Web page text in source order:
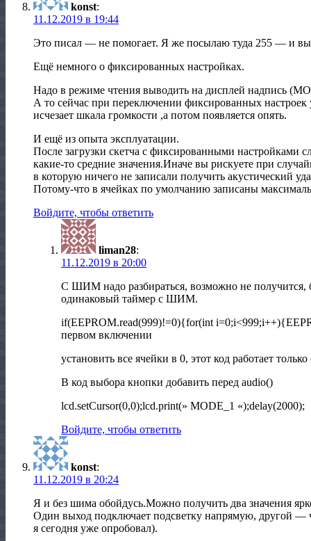
konst:
11.12.2019 в 19:44
Это писал — не помогает. Я же посылаю туда 255 — и
Ещё немного о фиксированных настройках.
Надо в режиме чтения выводить на дисплей надпись
А то сейчас при переключении фиксированных настроек
исчезает шкала громкости ,а потом появляется опять.
И ещё из опыта эксплуатации.
После загрузки скетча с фиксированными настройками
какие-то средние значения.Иначе вы рискуете при
в которую ничего не записали получить акустический
Потому-что в ячейках по умолчанию записаны
Войдите, чтобы ответить
liman28:
11.12.2019 в 20:00
С ШИМ надо разбираться, возможно не получится,
одинаковый таймер с ШИМ.
if(EEPROM.read(999)!=0){for(int
первом включении
установить все ячейки в 0, этот код работает
В код выбора кнопки добавить перед audio()
lcd.setCursor(0,0);lcd.print(» MODE_1 «);delay(2000);
Войдите, чтобы ответить
konst:
11.12.2019 в 20:24
Я и без шима обойдусь.Можно получить два значения
Один выход подключает подсветку напрямую, другой —
я сегодня уже опробовал).